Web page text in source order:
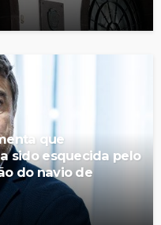
que
sido esquecida pelo
do navio de